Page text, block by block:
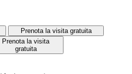
Prenota la visita gratuita
Prenota la visita
gratuita